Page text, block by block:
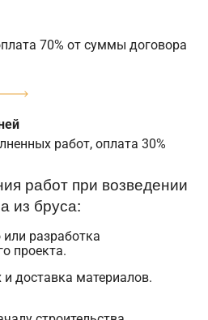
70% от суммы договора
работ, оплата 30%
работ при возведении
из бруса:
разработка
проекта.
доставка материалов.